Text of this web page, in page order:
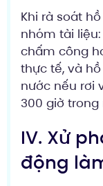
Khi rà soát
nhóm tài
chấm công
thực tế, và
nước nếu rơi
300 giờ trong
IV. Xử
động